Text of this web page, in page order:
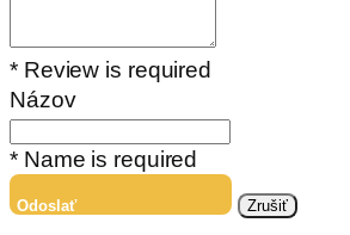
* Review is required
Názov
* Name is required
Odoslať Zrušiť